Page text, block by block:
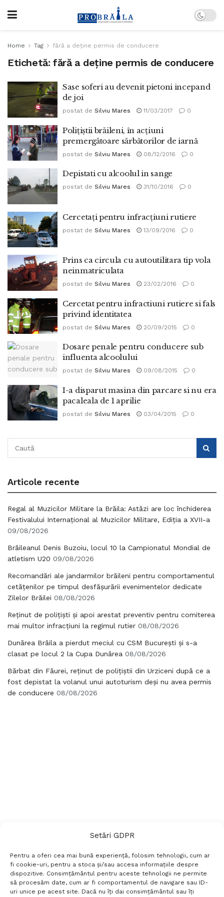
Setări GDPR
Pentru a oferi cea mai bună experiență, folosim tehnologii, cum ar
fi cookie-uri, pentru a stoca și/sau accesa informațiile despre
dispozitive. Consimțământul pentru aceste tehnologii ne permite
să procesăm date, cum ar fi comportamentul de navigare sau ID-
uri unice pe acest site. Dacă nu îți dai consimțământul sau îți
Home Tag fără a deţine permis de conducere
Etichetă: fără a deţine permis de conducere
Sase soferi au devenit pietoni incepand
de joi
postat de Silviu Mares 11/03/2017 0
Poliţiştii brăileni, în acţiuni
premergătoare sărbătorilor de iarnă
postat de Silviu Mares 08/12/2016 0
Depistati cu alcoolul in sange
postat de Silviu Mares 31/10/2016 0
Cercetaţi pentru infracţiuni rutiere
postat de Silviu Mares 13/09/2016 0
Prins ca circula cu autoutilitara tip vola
neinmatriculata
postat de Silviu Mares 23/02/2016 0
Cercetat pentru infractiuni rutiere si fals
privind identitatea
postat de Silviu Mares 20/09/2015 0
Dosare penale pentru conducere sub
influenta alcoolului
postat de Silviu Mares 09/08/2015 0
I-a disparut masina din parcare si nu era
pacaleala de 1 aprilie
postat de Silviu Mares 03/04/2015 0
Articole recente
Regal al Muzicilor Militare la Brăila: Astăzi are loc închiderea
Festivalului Internațional al Muzicilor Militare, Ediția a XVII-a
09/08/2026
Brăileanul Denis Buzoiu, locul 10 la Campionatul Mondial de
atletism U20 09/08/2026
Recomandări ale jandarmilor brăileni pentru comportamentul
cetățenilor pe timpul desfășurării evenimentelor dedicate
Zilelor Brăilei 08/08/2026
Reținut de polițiști și apoi arestat preventiv pentru comiterea
mai multor infracțiuni la regimul rutier 08/08/2026
Dunărea Brăila a pierdut meciul cu CSM București și s-a
clasat pe locul 2 la Cupa Dunărea 08/08/2026
Bărbat din Făurei, reținut de polițiștii din Urziceni după ce a
fost depistat la volanul unui autoturism deși nu avea permis
de conducere 08/08/2026